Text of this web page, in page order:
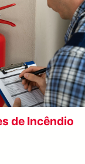
de Incêndio